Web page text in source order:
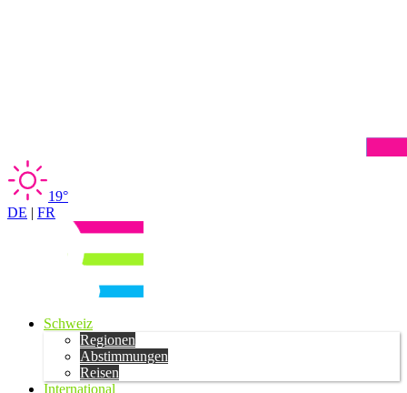
19°
DE | FR
Schweiz
Regionen
Abstimmungen
Reisen
International